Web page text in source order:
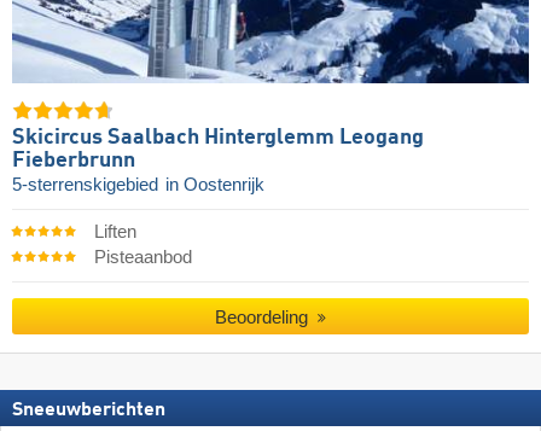
Skicircus Saalbach Hinterglemm Leogang
Fieberbrunn
5-sterrenskigebied in Oostenrijk
Liften
Pisteaanbod
Beoordeling
Sneeuwberichten